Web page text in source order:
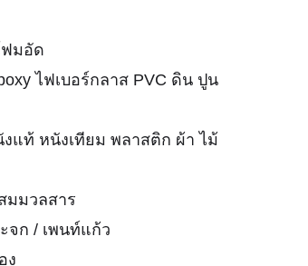
มอัด
ไฟเบอร์กลาส PVC ดิน ปูน
แท้ หนังเทียม พลาสติก ผ้า ไม้
มมวลสาร
จก / เพนท์แก้ว
ง